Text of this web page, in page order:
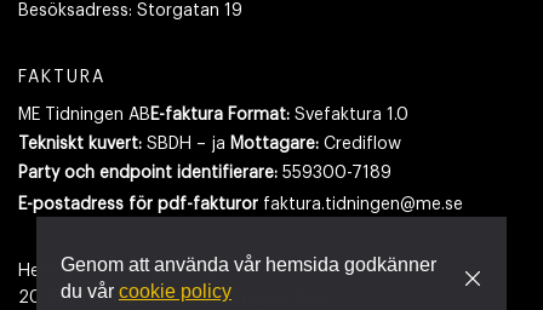
Besöksadress: Storgatan 19
FAKTURA
ME Tidningen AB E-faktura Format: Svefaktura 1.0
Tekniskt kuvert: SBDH – ja Mottagare: Crediflow
Party och endpoint identifierare: 559300-7189
E-postadress för pdf-fakturor faktura.tidningen@me.se
Hemsidan använder cookies.Läs mer
2026- Tidningen Maskinentreprenören
Genom att använda vår hemsida godkänner
du vår cookie policy